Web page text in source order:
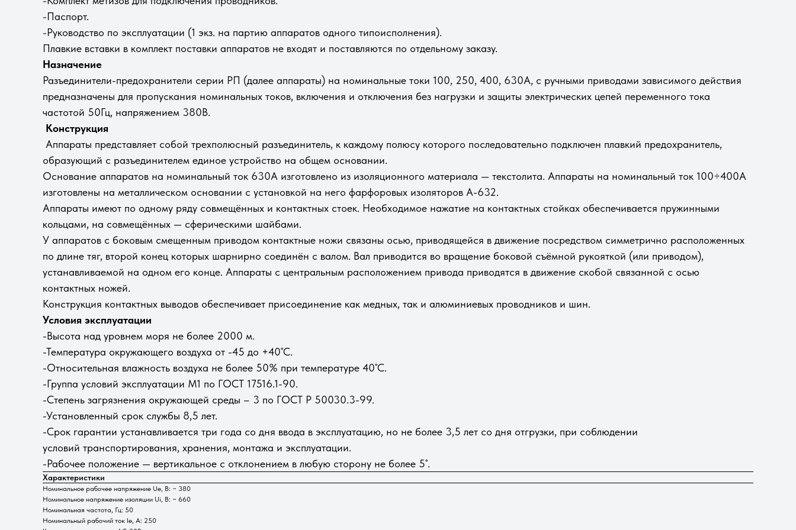
-Паспорт.
-Руководство по эксплуатации (1 экз. на партию аппаратов одного типоисполнения).
Плавкие вставки в комплект поставки аппаратов не входят и поставляются по отдельному заказу.
Назначение
Разъединители-предохранители серии РП (далее аппараты) на номинальные токи 100, 250, 400, 630А, с ручными приводами зависимого действия
предназначены для пропускания номинальных токов, включения и отключения без нагрузки и защиты электрических цепей переменного тока
частотой 50Гц, напряжением 380В.
Конструкция
Аппараты представляет собой трехполюсный разъединитель, к каждому полюсу которого последовательно подключен плавкий предохранитель,
образующий с разъединителем единое устройство на общем основании.
Основание аппаратов на номинальный ток 630А изготовлено из изоляционного материала — текстолита. Аппараты на номинальный ток 100÷400А
изготовлены на металлическом основании с установкой на него фарфоровых изоляторов А-632.
Аппараты имеют по одному ряду совмещённых и контактных стоек. Необходимое нажатие на контактных стойках обеспечивается пружинными
кольцами, на совмещённых — сферическими шайбами.
У аппаратов с боковым смещенным приводом контактные ножи связаны осью, приводящейся в движение посредством симметрично расположенных
по длине тяг, второй конец которых шарнирно соединён с валом. Вал приводится во вращение боковой съёмной рукояткой (или приводом),
устанавливаемой на одном его конце. Аппараты с центральным расположением привода приводятся в движение скобой связанной с осью
контактных ножей.
Конструкция контактных выводов обеспечивает присоединение как медных, так и алюминиевых проводников и шин.
Условия эксплуатации
-Высота над уровнем моря не более 2000 м.
-Температура окружающего воздуха от -45 до +40˚С.
-Относительная влажность воздуха не более 50% при температуре 40˚С.
-Группа условий эксплуатации М1 по ГОСТ 17516.1-90.
-Степень загрязнения окружающей среды – 3 по ГОСТ Р 50030.3-99.
-Установленный срок службы 8,5 лет.
-Срок гарантии устанавливается три года со дня ввода в эксплуатацию, но не более 3,5 лет со дня отгрузки, при соблюдении
условий транспортирования, хранения, монтажа и эксплуатации.
-Рабочее положение — вертикальное с отклонением в любую сторону не более 5˚.
Характеристики
Номинальное рабочее напряжение Ue, В: ~ 380
Номинальное напряжение изоляции Ui, В: ~ 660
Номинальная частота, Гц: 50
Номинальный рабочий ток Ie, А: 250